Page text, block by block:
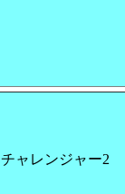
ャレンジャー2